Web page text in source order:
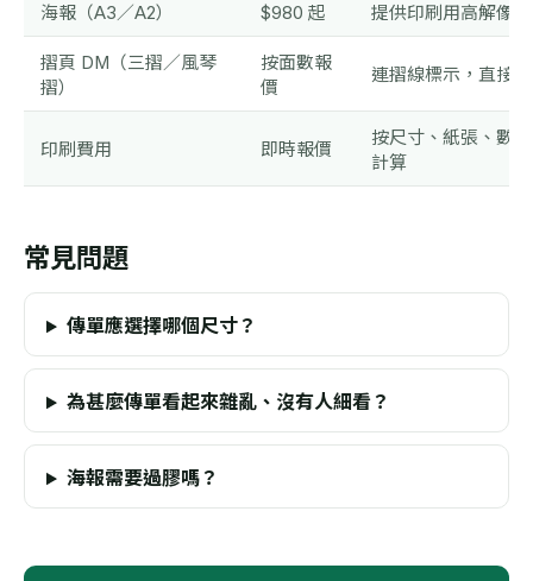
海報（A3／A2） $980 起 提供印刷用高解像
摺頁 DM（三摺／風琴
摺）
按面數報
價
連摺線標示，直接
印刷費用 即時報價
按尺寸、紙張、數
計算
常見問題
傳單應選擇哪個尺寸？
為甚麼傳單看起來雜亂、沒有人細看？
海報需要過膠嗎？